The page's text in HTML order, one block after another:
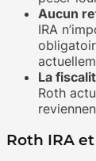
Aucun
IRA
La
Roth
Roth IRA